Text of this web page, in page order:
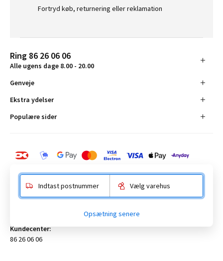
Fortryd køb, returnering eller reklamation
Ring 86 26 06 06
Alle ugens dage 8.00 - 20.00
Genveje
Ekstra ydelser
Populære sider
Anelystparken 16, 8381 Tilst. CVR-nummer 19555305
Kundecenter:
86 26 06 06
Indtast postnummer Vælg varehus
Opsætning senere